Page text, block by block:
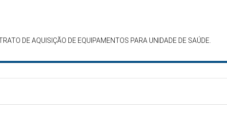
DE AQUISIÇÃO DE EQUIPAMENTOS PARA UNIDADE DE SAÚDE.